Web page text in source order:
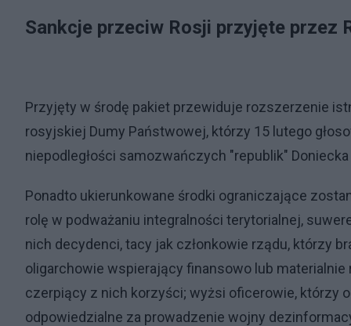
Sankcje przeciw Rosji przyjęte przez
Przyjęty w środę pakiet przewiduje rozszerzenie
rosyjskiej Dumy Państwowej, którzy 15 lutego
niepodległości samozwańczych "republik" Doniecka
Ponadto ukierunkowane środki ograniczające
rolę w podważaniu integralności terytorialnej,
nich decydenci, tacy jak członkowie rządu, którzy
oligarchowie wspierający finansowo lub
czerpiący z nich korzyści; wyżsi oficerowie, którzy
odpowiedzialne za prowadzenie wojny